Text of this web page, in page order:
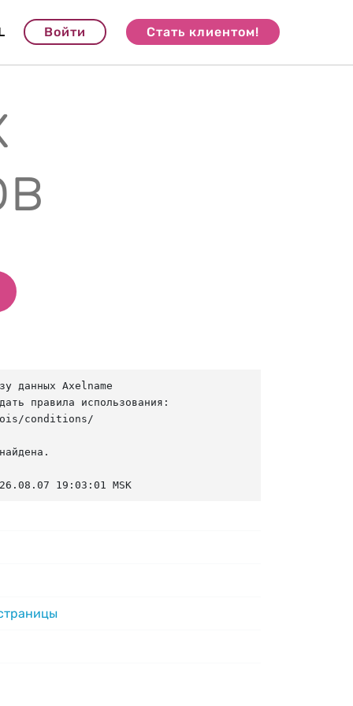
Войти Стать клиентом!
данных Axelname
правила использования:
conditions/
19:03:01 MSK